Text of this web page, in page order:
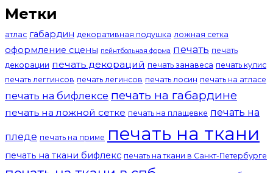
Метки
атлас габардин декоративная подушка ложная сетка
оформление сцены пейнтбольная форма печать печать
декорации печать декораций печать занавеса печать кулис
печать леггинсов печать легинсов печать лосин печать на атласе
печать на бифлексе печать на габардине
печать на ложной сетке печать на плащевке печать на
пледе печать на приме печать на ткани
печать на ткани бифлекс печать на ткани в Санкт-Петербурге